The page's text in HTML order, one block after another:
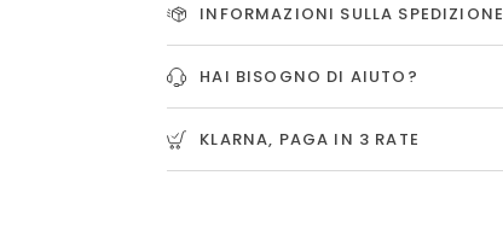
INFORMAZIONI SULLA SPEDIZIONE
HAI BISOGNO DI AIUTO?
KLARNA, PAGA IN 3 RATE